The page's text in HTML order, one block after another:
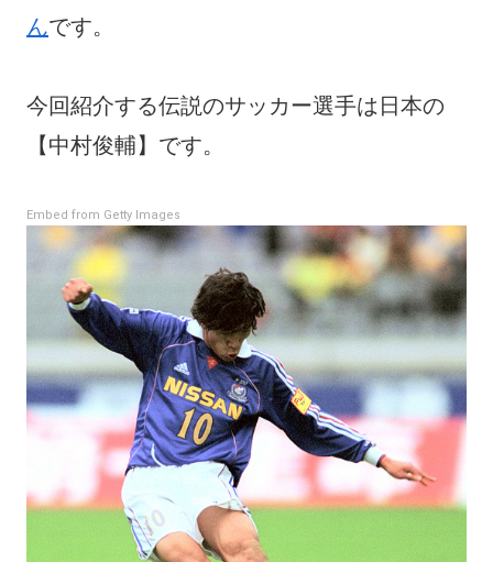
んです。
今回紹介する伝説のサッカー選手は日本の
【中村俊輔】です。
Embed from Getty Images